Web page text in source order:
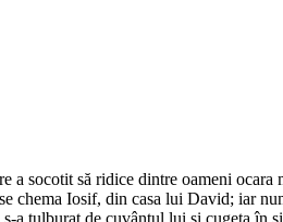
socotit să ridice dintre oameni ocara
chema Iosif, din casa lui David; iar
a tulburat de cuvântul lui şi cugeta în